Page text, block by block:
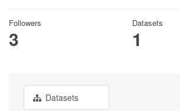
Followers
3
Datasets
1
Datasets